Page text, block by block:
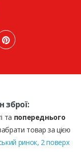
зброї:
та попереднього
товар за цією
ринок, 2 поверх